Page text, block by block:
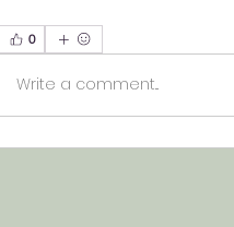
0
Write a comment...